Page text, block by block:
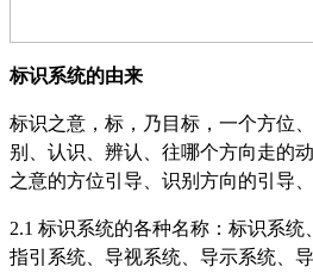
标识系统的由来
标识之意，标，乃目标，一个方位
别、认识、辨认、往哪个方向走的
之意的方位引导、识别方向的引导
2.1 标识系统的各种名称：标识系统
指引系统
导视系统 导示系统